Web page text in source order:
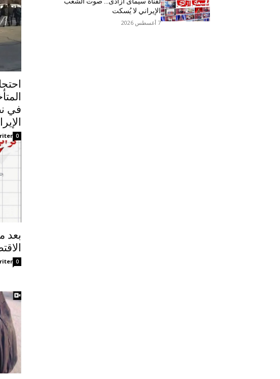
في
0
بعد
0
الإيراني لا يُسكت
7 أغسطس 2026